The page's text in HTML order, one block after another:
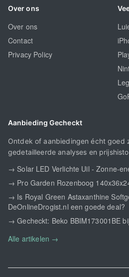
Over ons
Over ons
Contact
Privacy Policy
Aanbieding Gecheckt
Ontdek of aanbiedingen écht goed
gedetailleerde analyses en
→ Solar LED Verlichte Uil - Zonne-
→ Pro Garden Rozenboog
→ Is Royal Green Astaxanthine
DeOnlineDrogist.nl een goede deal?
→ Gecheckt: Beko BBIM173001BE
Alle artikelen →